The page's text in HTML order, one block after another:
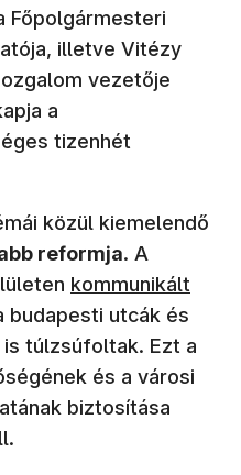
Főpolgármesteri
illetve Vitézy
vezetője
a
tizenhét
közül kiemelendő
reformja. A
kommunikált
budapesti utcák és
túlzsúfoltak. Ezt a
és a városi
biztosítása